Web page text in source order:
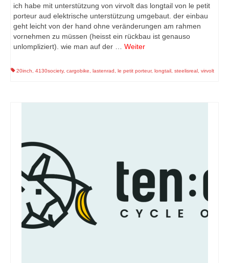
ich habe mit unterstützung von virvolt das longtail von le petit
porteur aud elektrische unterstützung umgebaut. der einbau
geht leicht von der hand ohne veränderungen am rahmen
vornehmen zu müssen (heisst ein rückbau ist genauso
unlompliziert). wie man auf der … Weiter
20inch 4130society, cargobike lastenrad le petit porteur, longtail steelisreal virvolt